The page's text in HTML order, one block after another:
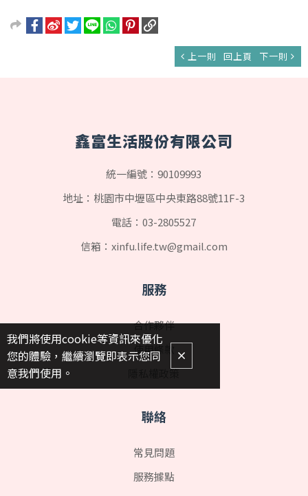
上一則 回上頁 下一則
鑫富生活股份有限公司
統一編號：90109993
地址：桃園市中壢區中央東路88號11F-3
電話：03-2805527
信箱： xinfu.life.tw@gmail.com
服務
合作夥伴
使用條款
隱私權政策
聯絡
常見問題
服務據點
我們將使用cookie等資訊來優化
您的體驗，繼續瀏覽即表示您同
意我們使用。